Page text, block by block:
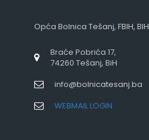
Opća Bolnica Tešanj, FBIH, BIH
Braće Pobrića 17,
74260 Tešanj, BiH
info@bolnicatesanj.ba
WEBMAIL LOGIN